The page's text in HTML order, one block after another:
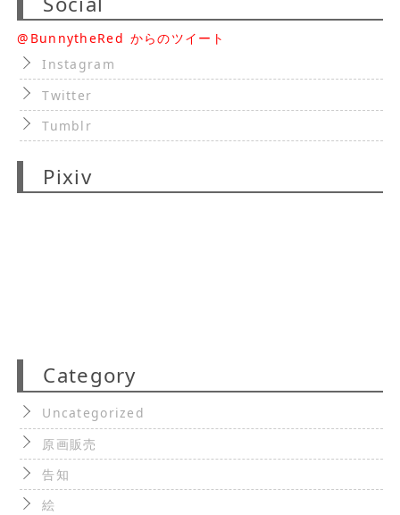
@BunnytheRed からのツイート
Instagram
Twitter
Tumblr
Pixiv
Category
Uncategorized
原画販売
告知
絵